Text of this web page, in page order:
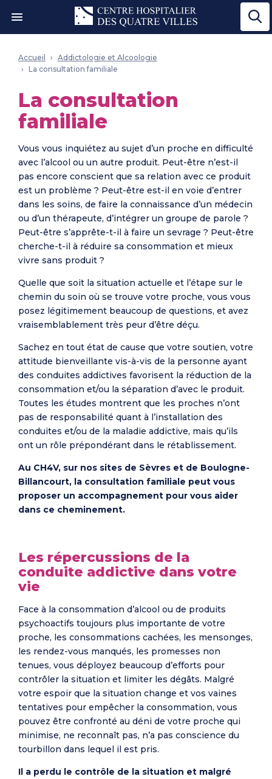
Ouvrir le menu"
Accueil
Addictologie et Alcoologie
La consultation familiale
La consultation
familiale
Vous vous inquiétez au sujet d’un proche en difficulté
avec l’alcool ou un autre produit. Peut-être n’est-il
pas encore conscient que sa relation avec ce produit
est un problème ? Peut-être est-il en voie d’entrer
dans les soins, de faire la connaissance d’un médecin
ou d’un thérapeute, d’intégrer un groupe de parole ?
Peut-être s’apprête-t-il à faire un sevrage ? Peut-être
cherche-t-il à réduire sa consommation et mieux
vivre sans produit ?
Quelle que soit la situation actuelle et l’étape sur le
chemin du soin où se trouve votre proche, vous vous
posez légitimement beaucoup de questions, et avez
vraisemblablement très peur d’être déçu.
Sachez en tout état de cause que votre soutien, votre
attitude bienveillante vis-à-vis de la personne ayant
des conduites addictives favorisent la réduction de la
consommation et/ou la séparation d’avec le produit.
Toutes les études montrent que les proches n’ont
pas de responsabilité quant à l’installation des
conduites et/ou de la maladie addictive, mais qu’ils
ont un rôle prépondérant dans le rétablissement.
Au CH4V, sur nos sites de Sèvres et de Boulogne-
Billancourt, la consultation familiale peut vous
proposer un accompagnement pour vous aider
dans ce cheminement.
Les répercussions de la
conduite addictive dans votre
vie
Face à la consommation d’alcool ou de produits
psychoactifs toujours plus importante de votre
proche, les consommations cachées, les mensonges,
les rendez-vous manqués, les promesses non
tenues, vous déployez beaucoup d’efforts pour
contrôler la situation et limiter les dégâts. Malgré
votre espoir que la situation change et vos vaines
tentatives pour empêcher la consommation, vous
pouvez être confronté au déni de votre proche qui
minimise, ne reconnaît pas, n’a pas conscience du
tourbillon dans lequel il est pris.
Il a perdu le contrôle de la situation et malgré